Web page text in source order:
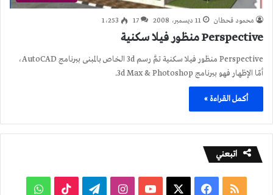
محمود قحطان 11 ديسمبر، 2008 17 1٬253
Perspective منظور فيلا سكنية
Perspective منظور فيلا سكنية تمَّ رسم 3d الخاص بالمبنى ببرنامج AutoCAD،
أمّا الإظهار فهو ببرنامج 3d Max & Photoshop.
أكمل القراءة »
اتبعني
ملخصفيسبوك ‫YouTubeانستقرامتيلقرام ‫TikTokواتساب